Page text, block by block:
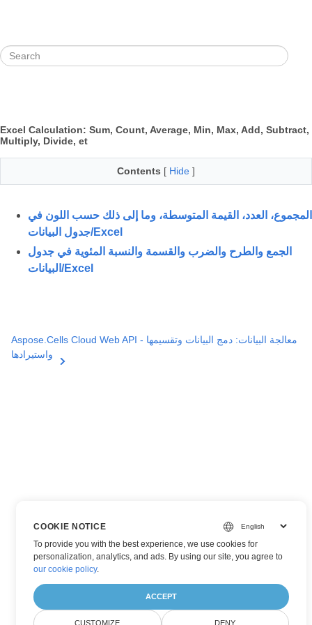
Excel Calculation: Sum, Count, Average, Min, Max, Add, Subtract,
Multiply, Divide, et
Contents [ Hide ]
المجموع، العدد، القيمة المتوسطة، وما إلى ذلك حسب اللون في
جدول البيانات/Excel
الجمع والطرح والضرب والقسمة والنسبة المئوية في جدول
البيانات/Excel
Aspose.Cells Cloud Web API - معالجة البيانات: دمج البيانات وتقسيمها
واستيرادها
COOKIE NOTICE
To provide you with the best experience, we use cookies for
personalization, analytics, and ads. By using our site, you agree to
our cookie policy.
ACCEPT
CUSTOMIZE DENY